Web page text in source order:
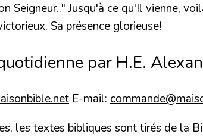
Seigneur.." Jusqu'à ce qu'Il vienne,
Sa présence glorieuse!
par H.E.
E-mail:
les textes bibliques sont tirés de la